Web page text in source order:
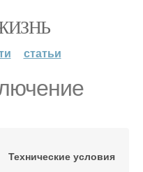
статьи
Технические условия